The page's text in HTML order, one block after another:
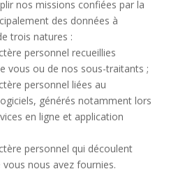
nos missions confiées par la
des données à
trois natures :
personnel recueillies
vous ou de nos sous-traitants ;
personnel liées au
générés notamment lors
en ligne et application
personnel qui découlent
vous nous avez fournies.